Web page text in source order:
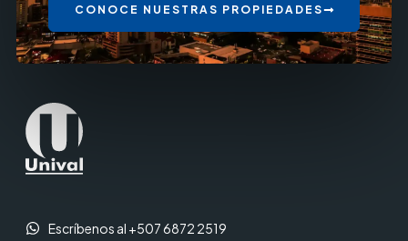
CONOCE NUESTRAS PROPIEDADES
Escríbenos al +507 6872 2519